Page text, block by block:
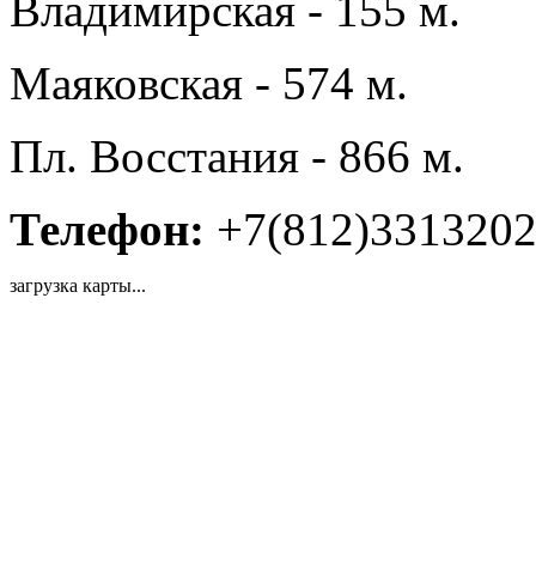
Маяковская - 574 м.
Пл. Восстания - 866 м.
Телефон: +7(812)3313202
загрузка карты...